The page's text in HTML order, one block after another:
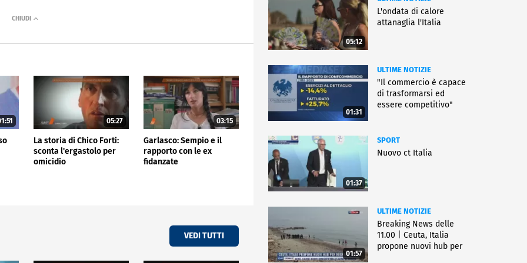
05:27
La storia di Chico Forti:
sconta l'ergastolo per
omicidio
03:15
Garlasco: Sempio e il
rapporto con le ex
fidanzate
VEDI TUTTI
05:12
L'ondata di calore
attanaglia l'Italia
01:31
ULTIME NOTIZIE
"Il commercio è capace
di trasformarsi ed
essere competitivo"
01:37
SPORT
Nuovo ct Italia
01:57
ULTIME NOTIZIE
Breaking News delle
11.00 | Ceuta, Italia
propone nuovi hub per